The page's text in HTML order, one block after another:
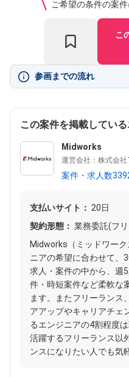
ご希望の条件の案
こ
参画までの流れ
この案件を掲載してい
Midworks
運営会社：株式会
案件・求人数
支払いサイト： 20日
契約形態： 業務委託(フ
Midworks（ミッドワー
ニアの希望に合わせて、
求人・案件の中から、週
件・時短案件など柔軟な
ます。またフリーランス
アアップやキャリアチェ
るエンジニアの4割程度
活躍するフリーランス以
ンスになりたい人でも気